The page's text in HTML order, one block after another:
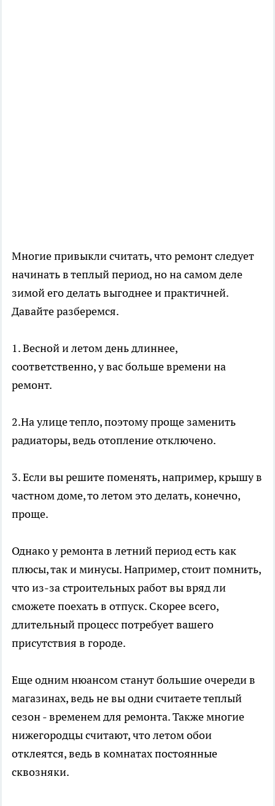
Многие привыкли считать, что ремонт следует
начинать в теплый период, но на самом деле
зимой его делать выгоднее и практичней.
Давайте разберемся.
1. Весной и летом день длиннее,
соответственно, у вас больше времени на
ремонт.
2.На улице тепло, поэтому проще заменить
радиаторы, ведь отопление отключено.
3. Если вы решите поменять, например, крышу в
частном доме, то летом это делать, конечно,
проще.
Однако у ремонта в летний период есть как
плюсы, так и минусы. Например, стоит помнить,
что из-за строительных работ вы вряд ли
сможете поехать в отпуск. Скорее всего,
длительный процесс потребует вашего
присутствия в городе.
Еще одним нюансом станут большие очереди в
магазинах, ведь не вы одни считаете теплый
сезон - временем для ремонта. Также многие
нижегородцы считают, что летом обои
отклеятся, ведь в комнатах постоянные
сквозняки.